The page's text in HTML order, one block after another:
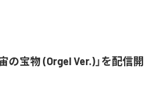
の宝物 (Orgel Ver.)」を配信開